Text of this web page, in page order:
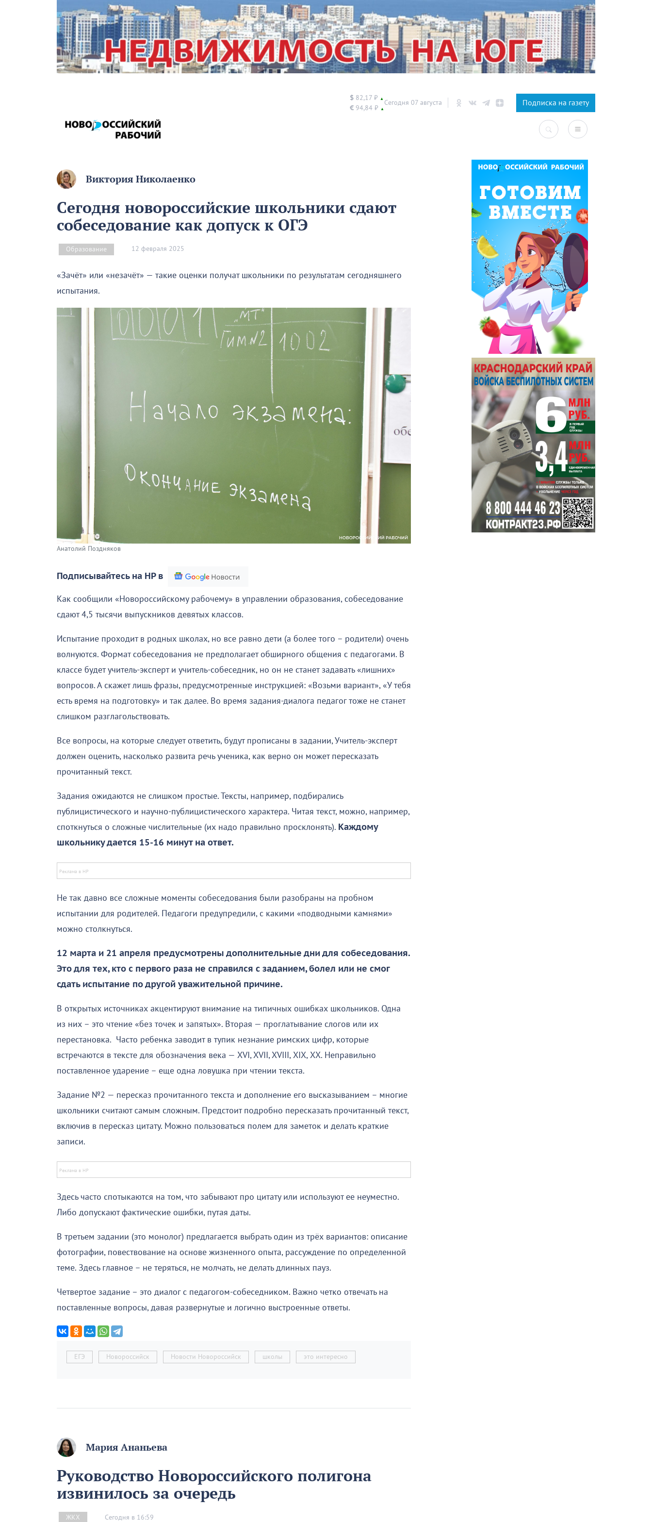
$ 82,17 ₽ ▲
€ 94,84 ₽ ▲
Сегодня 07 августа Подписка на газету
Виктория Николаенко
Сегодня новороссийские школьники сдают
собеседование как допуск к ОГЭ
Образование 12 февраля 2025
«Зачёт» или «незачёт» — такие оценки получат школьники по результатам сегодняшнего
испытания.
Анатолий Поздняков
Подписывайтесь на НР в
Как сообщили «Новороссийскому рабочему» в управлении образования, собеседование
сдают 4,5 тысячи выпускников девятых классов.
Испытание проходит в родных школах, но все равно дети (а более того – родители) очень
волнуются. Формат собеседования не предполагает обширного общения с педагогами. В
классе будет учитель-эксперт и учитель-собеседник, но он не станет задавать «лишних»
вопросов. А скажет лишь фразы, предусмотренные инструкцией: «Возьми вариант», «У тебя
есть время на подготовку» и так далее. Во время задания-диалога педагог тоже не станет
слишком разглагольствовать.
Все вопросы, на которые следует ответить, будут прописаны в задании, Учитель-эксперт
должен оценить, насколько развита речь ученика, как верно он может пересказать
прочитанный текст.
Задания ожидаются не слишком простые. Тексты, например, подбирались
публицистического и научно-публицистического характера. Читая текст, можно, например,
споткнуться о сложные числительные (их надо правильно просклонять). Каждому
школьнику дается 15-16 минут на ответ.
Не так давно все сложные моменты собеседования были разобраны на пробном
испытании для родителей. Педагоги предупредили, с какими «подводными камнями»
можно столкнуться.
12 марта и 21 апреля предусмотрены дополнительные дни для собеседования.
Это для тех, кто с первого раза не справился с заданием, болел или не смог
сдать испытание по другой уважительной причине.
В открытых источниках акцентируют внимание на типичных ошибках школьников. Одна
из них – это чтение «без точек и запятых». Вторая — проглатывание слогов или их
перестановка. Часто ребенка заводит в тупик незнание римских цифр, которые
встречаются в тексте для обозначения века — XVI, XVII, XVIII, ХIХ, ХХ. Неправильно
поставленное ударение – еще одна ловушка при чтении текста.
Задание №2 — пересказ прочитанного текста и дополнение его высказыванием – многие
школьники считают самым сложным. Предстоит подробно пересказать прочитанный текст,
включив в пересказ цитату. Можно пользоваться полем для заметок и делать краткие
записи.
Здесь часто спотыкаются на том, что забывают про цитату или используют ее неуместно.
Либо допускают фактические ошибки, путая даты.
В третьем задании (это монолог) предлагается выбрать один из трёх вариантов: описание
фотографии, повествование на основе жизненного опыта, рассуждение по определенной
теме. Здесь главное – не теряться, не молчать, не делать длинных пауз.
Четвертое задание – это диалог с педагогом-собеседником. Важно четко отвечать на
поставленные вопросы, давая развернутые и логично выстроенные ответы.
ЕГЭ Новороссийск Новости Новороссийск школы это интересно
Мария Ананьева
Руководство Новороссийского полигона
извинилось за очередь
ЖКХ Сегодня в 16:59